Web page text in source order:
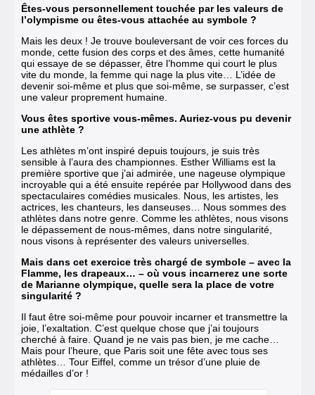
Êtes-vous personnellement touchée par les valeurs de
l’olympisme ou êtes-vous attachée au symbole ?
Mais les deux ! Je trouve bouleversant de voir ces forces du
monde, cette fusion des corps et des âmes, cette humanité
qui essaye de se dépasser, être l’homme qui court le plus
vite du monde, la femme qui nage la plus vite… L’idée de
devenir soi-même et plus que soi-même, se surpasser, c’est
une valeur proprement humaine.
Vous êtes sportive vous-mêmes. Auriez-vous pu devenir
une athlète ?
Les athlètes m’ont inspiré depuis toujours, je suis très
sensible à l’aura des championnes. Esther Williams est la
première sportive que j’ai admirée, une nageuse olympique
incroyable qui a été ensuite repérée par Hollywood dans des
spectaculaires comédies musicales. Nous, les artistes, les
actrices, les chanteurs, les danseuses… Nous sommes des
athlètes dans notre genre. Comme les athlètes, nous visons
le dépassement de nous-mêmes, dans notre singularité,
nous visons à représenter des valeurs universelles.
Mais dans cet exercice très chargé de symbole – avec la
Flamme, les drapeaux… – où vous incarnerez une sorte
de Marianne olympique, quelle sera la place de votre
singularité ?
Il faut être soi-même pour pouvoir incarner et transmettre la
joie, l’exaltation. C’est quelque chose que j’ai toujours
cherché à faire. Quand je ne vais pas bien, je me cache…
Mais pour l’heure, que Paris soit une fête avec tous ses
athlètes… Tour Eiffel, comme un trésor d’une pluie de
médailles d’or !